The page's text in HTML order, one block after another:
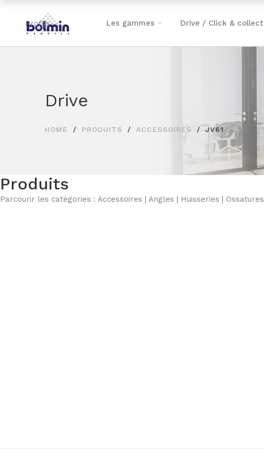
Les gammes Drive / Click & collect
Drive
HOME PRODUITS ACCESSOIRES JV61
Produits
Parcourir les catégories : Accessoires | Angles | Huisseries | Ossatures